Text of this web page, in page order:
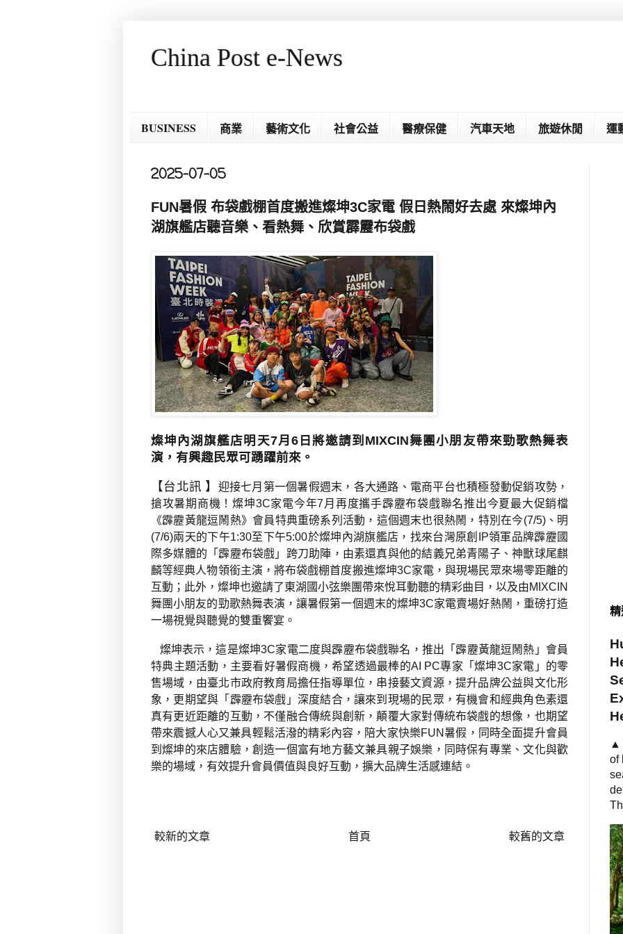
China Post e-News
BUSINESS 商業 藝術文化 社會公益 醫療保健 汽車天地 旅遊休閒 運
2025-07-05
FUN暑假 布袋戲棚首度搬進燦坤3C家電 假日熱鬧好去處 來燦坤內
湖旗艦店聽音樂、看熱舞、欣賞霹靂布袋戲
燦坤內湖旗艦店明天7月6日將邀請到MIXCIN舞團小朋友帶來勁歌熱舞表
演，有興趣民眾可踴躍前來。
【台北訊 】 迎接七月第一個暑假週末， 各大通路、電商平台也積極發動促銷攻勢，
搶攻暑期商機！燦坤3C家電今年7 月再度攜手霹靂布袋戲聯名推出今夏最大促銷檔
《霹靂黃龍逗鬧熱》會員特典重磅系列活動，這個週末也很熱鬧，特別在今(7/5)、明
(7/6)兩天的下午1:30至下午5:00於燦坤內湖旗艦店，找來台灣原創 IP領軍品牌霹靂國
際多媒體的「霹靂布袋戲」跨刀助陣，由素還真與他的結義兄弟青陽子、神獸球尾麒
麟等經典人物領銜主演，將布袋戲棚首度搬進燦坤3C家電，與現場民眾來場零距離的
互動；此外，燦坤也邀請了東湖國小弦樂團帶來悅耳動聽的精彩曲目，以及由MIXCIN
舞團小朋友的勁歌熱舞表演，讓暑假第一個週末的燦坤3C家電賣場好熱鬧，重磅打造
一場視覺與聽覺的雙重饗宴。
燦坤表示，這是燦坤3C家電二度與霹靂布袋戲聯名，推出「霹靂黃龍逗鬧熱」會員
特典主題活動，主要看好暑假商機，希望透過最棒的AI PC專家「燦坤3C家電」的零
售場域，由臺北市政府教育局擔任指導單位，串接藝文資源，提升品牌公益與文化形
象，更期望與「霹靂布袋戲」深度結合，讓來到現場的民眾，有機會和經典角色素還
真有更近距離的互動，不僅融合傳統與創新，顛覆大家對傳統布袋戲的想像，也期望
帶來震撼人心又兼具輕鬆活潑的精彩內容，陪大家快樂FUN暑假，同時全面提升會員
到燦坤的來店體驗，創造一個富有地方藝文兼具親子娛樂，同時保有專業、文化與歡
樂的場域，有效提升會員價值與良好互動，擴大品牌生活感連結。
較新的文章 較舊的文章
首頁
精
▲
of